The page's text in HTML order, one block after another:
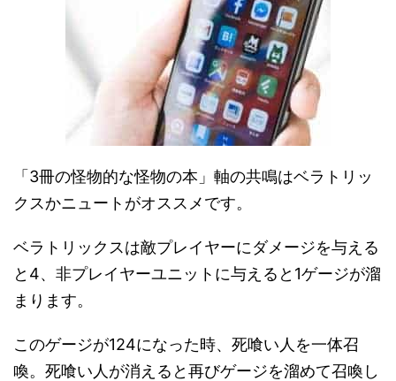
「3冊の怪物的な怪物の本」軸の共鳴はベラトリッ
クスかニュートがオススメです。
ベラトリックスは敵プレイヤーにダメージを与える
と4、非プレイヤーユニットに与えると1ゲージが溜
まります。
このゲージが124になった時、死喰い人を一体召
喚。死喰い人が消えると再びゲージを溜めて召喚し